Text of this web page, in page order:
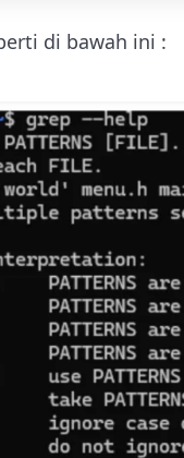
di bawah ini :